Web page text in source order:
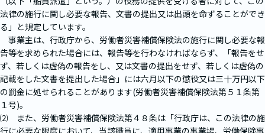
法律の施行に関し必要な報告、文書の提出又は出頭を命ずることができ
る」と規定しています。
事業主は、行政庁から、労働者災害補償保険法の施行に関し必要な報
告等を求められた場合には、報告等を行わなければならず、「報告をせ
ず、若しくは虚偽の報告をし、又は文書の提出をせず、若しくは虚偽の
記載をした文書を提出した場合」には六月以下の懲役又は三十万円以下
の罰金に処せられることがあります(労働者災害補償保険法第５１条第
１号)。
⑵ また、労働者災害補償保険法第４８条は「行政庁は、この法律の施
行に必要な限度において、当該職員に、適用事業の事業場、労働保険事